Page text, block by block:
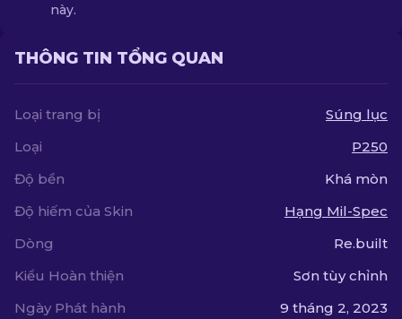
này.
THÔNG TIN TỔNG QUAN
Loại trang bị
Súng lục
Loại
P250
Độ bền
Khá mòn
Độ hiếm của Skin
Hạng Mil-Spec
Dòng
Re.built
Kiểu Hoàn thiện
Sơn tùy chỉnh
Ngày Phát hành
9 tháng 2, 2023